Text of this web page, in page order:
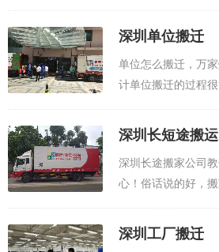
的，接下来小编从
考思路。首先就是
接...
深圳单位搬迁
单位怎么搬迁，万
计单位搬迁的过程
的规划单位搬迁问
我们需要更好地安排
深圳长短途搬运
深圳长途搬家公司
心！俗话说的好，
了，不但耗时耗力
些东西值不值得搬
深圳工厂搬迁